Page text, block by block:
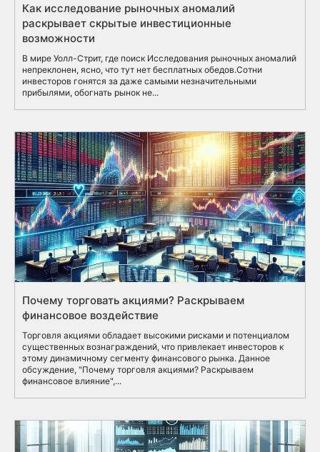
Как исследование рыночных аномалий
раскрывает скрытые инвестиционные
возможности
В мире Уолл-Стрит, где поиск Исследования рыночных аномалий
непреклонен, ясно, что тут нет бесплатных обедов.Сотни
инвесторов гонятся за даже самыми незначительными
прибылями, обогнать рынок не...
Почему торговать акциями? Раскрываем
финансовое воздействие
Торговля акциями обладает высокими рисками и потенциалом
существенных вознаграждений, что привлекает инвесторов к
этому динамичному сегменту финансового рынка. Данное
обсуждение, "Почему торговля акциями? Раскрываем
финансовое влияние",...